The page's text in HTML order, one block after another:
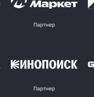
Партнер
Партнер